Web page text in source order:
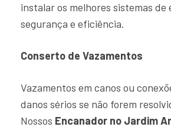
instalar os melhores sistemas de
segurança e eficiência.
Conserto de Vazamentos
Vazamentos em canos ou
danos sérios se não forem
Nossos Encanador no Jardim